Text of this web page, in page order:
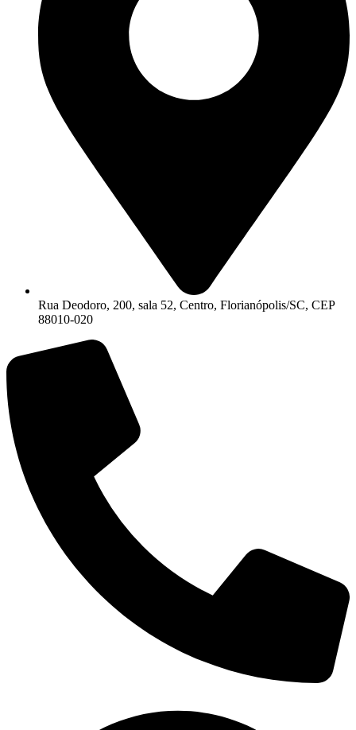
Rua Deodoro, 200, sala 52, Centro, Florianópolis/SC, CEP
88010-020